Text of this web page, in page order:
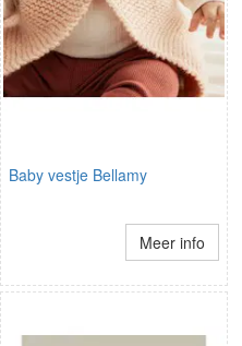
Baby vestje Bellamy
Meer info